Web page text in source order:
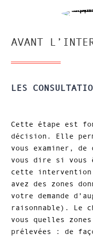
AVANT
LES
Cette étape est
décision. Elle
vous examiner, de
vous dire si vous
cette intervention
avez des zones
votre demande
raisonnable). Le
vous quelles
prélevées : de